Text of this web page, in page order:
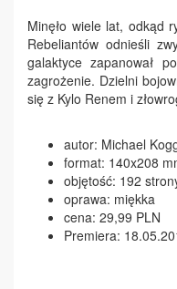
Minęło wiele lat, odkąd
Rebeliantów odnieśli
galaktyce zapanował
zagrożenie. Dzielni
się z Kylo Renem i
autor: Michael
format: 140x208
objętość: 192
oprawa: miękka
cena: 29,99 PLN
Premiera: